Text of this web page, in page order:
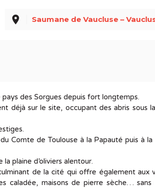
place Saumane de Vaucluse –
des Sorgues depuis fort longtemps.
déjà sur le site, occupant des abris sous
Comte de Toulouse à la Papauté puis à
plaine d’oliviers alentour.
de la cité qui offre également aux
caladée, maisons de pierre sèche… sans